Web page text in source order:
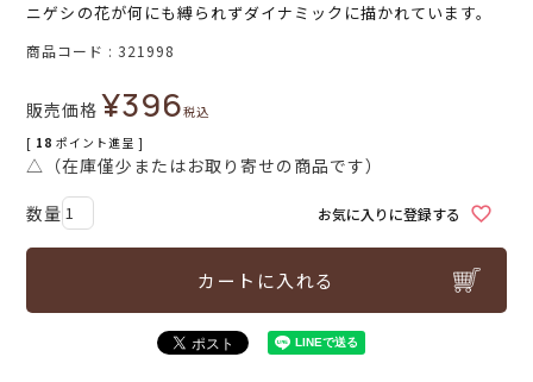
ニゲシの花が何にも縛られずダイナミックに描かれています。
商品コード 321998
販売価格 ¥396税込
[ 18 ポイント進呈 ]
△（在庫僅少またはお取り寄せの商品です）
お気に入りに登録する
カートに入れる